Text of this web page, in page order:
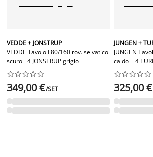
VEDDE + JONSTRUP
VEDDE Tavolo L80/160 rov. selvatico
scuro+ 4 JONSTRUP grigio






349,00 €/SET
JUNGEN +
JUNGEN
caldo + 4






325,00 €